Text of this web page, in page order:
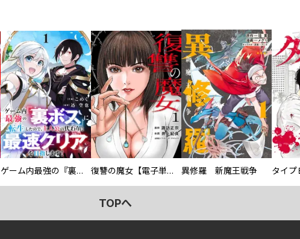
ゲーム内最強の『裏ボス』に転生したので、主人公の代わりに最速クリアを目指します！【電子単行本版】 復讐の魔女【電子単行本版】 異修羅 新魔王戦争
TOPへ